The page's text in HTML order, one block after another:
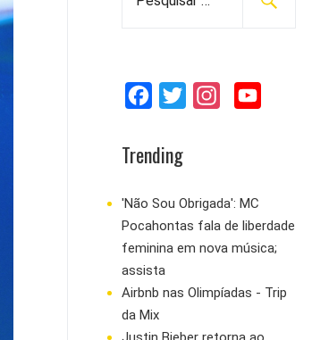
r
o
r
:
c
b
o
o
k
t
e
r
a
g
r
a
b
e
Trending
'Não Sou Obrigada': MC
Pocahontas fala de liberdade
feminina em nova música;
assista
Airbnb nas Olimpíadas - Trip
da Mix